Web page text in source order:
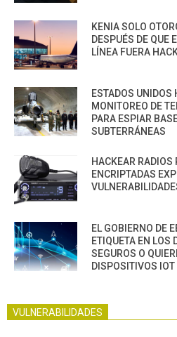
KENIA SOLO
DESPUÉS DE QUE
LÍNEA FUERA
ESTADOS UNIDOS
MONITOREO DE
PARA ESPIAR
SUBTERRÁNEAS
HACKEAR RADIOS
ENCRIPTADAS
EL GOBIERNO DE
ETIQUETA EN LOS
SEGUROS O
DISPOSITIVOS
VULNERABILIDADES